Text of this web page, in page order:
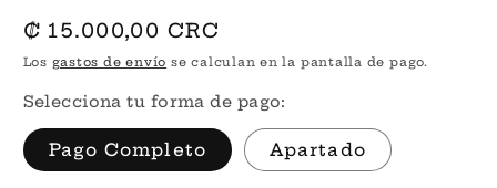
Precio
habitual
₡ 15.000,00 CRC
Los gastos de envío se calculan en la pantalla de pago.
Selecciona tu forma de pago:
Pago Completo Apartado